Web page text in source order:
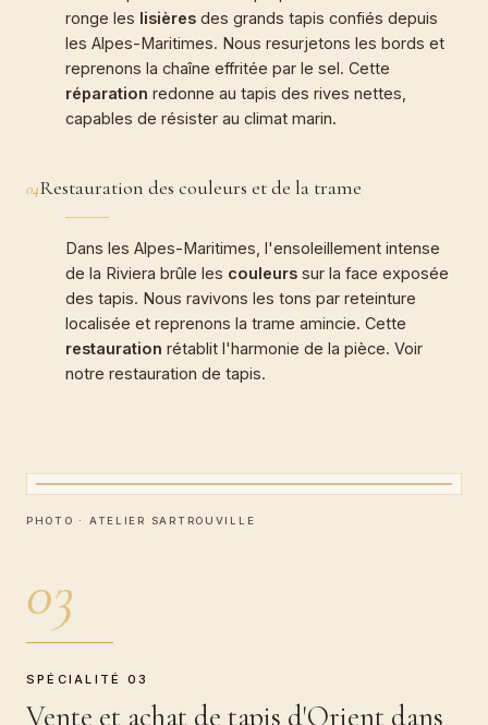
ronge les lisières des grands tapis confiés depuis
les Alpes-Maritimes. Nous resurjetons les bords et
reprenons la chaîne effritée par le sel. Cette
réparation redonne au tapis des rives nettes,
capables de résister au climat marin.
04Restauration des couleurs et de la trame
Dans les Alpes-Maritimes, l'ensoleillement intense
de la Riviera brûle les couleurs sur la face exposée
des tapis. Nous ravivons les tons par reteinture
localisée et reprenons la trame amincie. Cette
restauration rétablit l'harmonie de la pièce. Voir
notre restauration de tapis.
PHOTO · ATELIER SARTROUVILLE
03
SPÉCIALITÉ 03
Vente et achat de tapis d'Orient dans